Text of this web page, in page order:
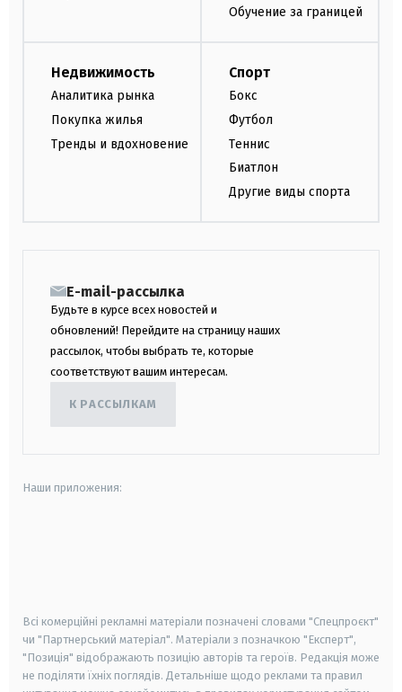
Обучение за границей
Недвижимость
Аналитика рынка
Покупка жилья
Тренды и вдохновение
Спорт
Бокс
Футбол
Теннис
Биатлон
Другие виды спорта
E-mail-рассылка
Будьте в курсе всех новостей и
обновлений! Перейдите на страницу наших
рассылок, чтобы выбрать те, которые
соответствуют вашим интересам.
К РАССЫЛКАМ
Наши приложения:
Всі комерційні рекламні матеріали позначені словами "Спецпроєкт"
чи "Партнерський матеріал". Матеріали з позначкою "Експерт",
"Позиція" відображають позицію авторів та героїв. Редакція може
не поділяти їхніх поглядів. Детальніше щодо реклами та правил